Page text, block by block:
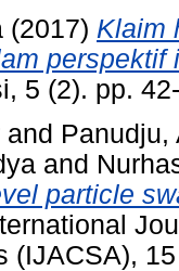
(2017) Klaim
perspektif
5 (2). pp.
and Panudju,
and
particle
(IJACSA),